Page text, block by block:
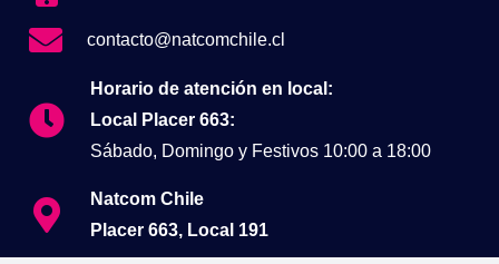
contacto@natcomchile.cl
Horario de atención en local:
Local Placer 663:
Sábado, Domingo y Festivos 10:00 a 18:00
Natcom Chile
Placer 663, Local 191